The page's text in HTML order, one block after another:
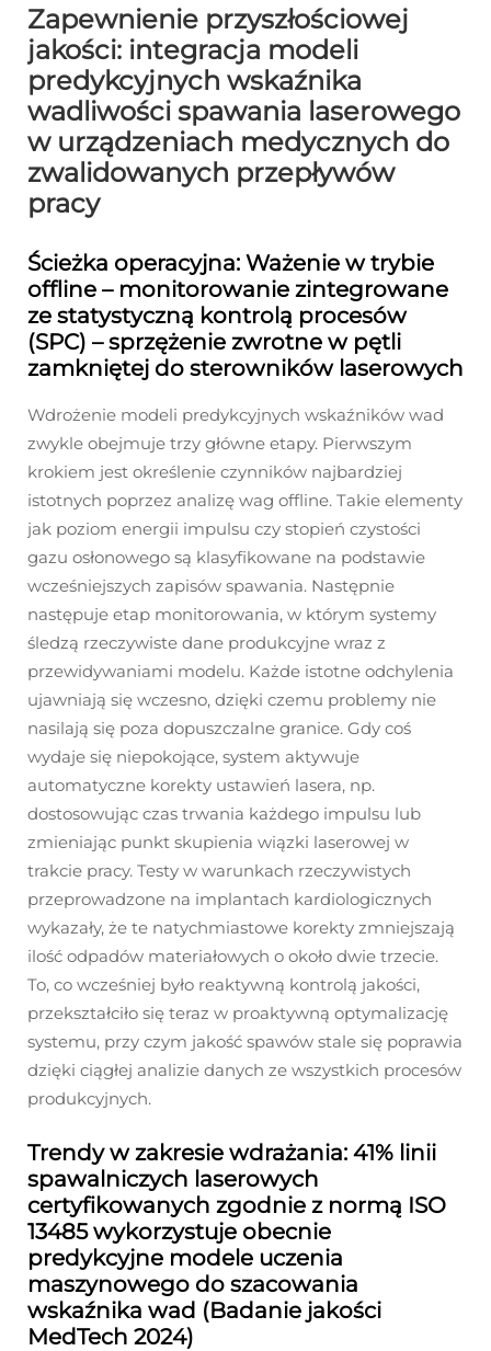
Zapewnienie przyszłościowej
jakości: integracja modeli
predykcyjnych wskaźnika
wadliwości spawania laserowego
w urządzeniach medycznych do
zwalidowanych przepływów
pracy
Ścieżka operacyjna: Ważenie w trybie
offline – monitorowanie zintegrowane
ze statystyczną kontrolą procesów
(SPC) – sprzężenie zwrotne w pętli
zamkniętej do sterowników laserowych
Wdrożenie modeli predykcyjnych wskaźników wad
zwykle obejmuje trzy główne etapy. Pierwszym
krokiem jest określenie czynników najbardziej
istotnych poprzez analizę wag offline. Takie elementy
jak poziom energii impulsu czy stopień czystości
gazu osłonowego są klasyfikowane na podstawie
wcześniejszych zapisów spawania. Następnie
następuje etap monitorowania, w którym systemy
śledzą rzeczywiste dane produkcyjne wraz z
przewidywaniami modelu. Każde istotne odchylenia
ujawniają się wczesno, dzięki czemu problemy nie
nasilają się poza dopuszczalne granice. Gdy coś
wydaje się niepokojące, system aktywuje
automatyczne korekty ustawień lasera, np.
dostosowując czas trwania każdego impulsu lub
zmieniając punkt skupienia wiązki laserowej w
trakcie pracy. Testy w warunkach rzeczywistych
przeprowadzone na implantach kardiologicznych
wykazały, że te natychmiastowe korekty zmniejszają
ilość odpadów materiałowych o około dwie trzecie.
To, co wcześniej było reaktywną kontrolą jakości,
przekształciło się teraz w proaktywną optymalizację
systemu, przy czym jakość spawów stale się poprawia
dzięki ciągłej analizie danych ze wszystkich procesów
produkcyjnych.
Trendy w zakresie wdrażania: 41% linii
spawalniczych laserowych
certyfikowanych zgodnie z normą ISO
13485 wykorzystuje obecnie
predykcyjne modele uczenia
maszynowego do szacowania
wskaźnika wad (Badanie jakości
MedTech 2024)